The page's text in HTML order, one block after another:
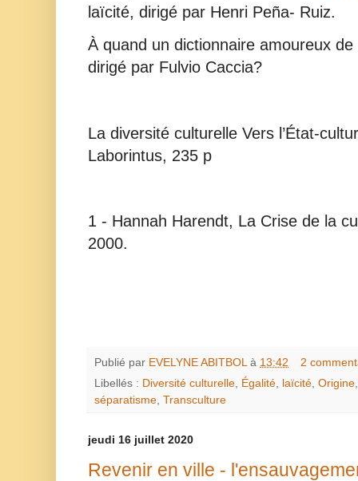
laïcité, dirigé par Henri Peña- Ruiz.
À quand un dictionnaire amoureux
dirigé par Fulvio Caccia?
La diversité culturelle Vers l’État-
Laborintus, 235 p
1 - Hannah Harendt, La Crise de la
2000.
Publié par EVELYNE ABITBOL à 13:42
2
Libellés : Diversité culturelle, Égalité, laïcité, Origine
séparatisme, Transculture
jeudi 16 juillet 2020
Revenir en ville -